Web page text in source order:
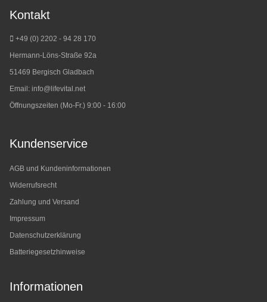
Kontakt
+49 (0) 2202 - 94 28 170
Hermann-Löns-Straße 92a
51469 Bergisch Gladbach
Email: info@lifevital.net
Öffnungszeiten (Mo-Fr.) 9:00 - 16:00
Kundenservice
AGB und Kundeninformationen
Widerrufsrecht
Zahlung und Versand
Impressum
Datenschutzerklärung
Batteriegesetzhinweise
Informationen